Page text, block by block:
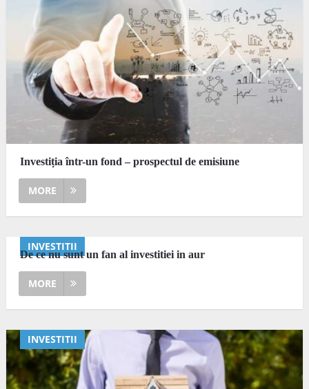
Investiția într-un fond – prospectul de emisiune
MORE
INVESTITII
De ce nu sunt un fan al investitiei in aur
MORE
INVESTITII